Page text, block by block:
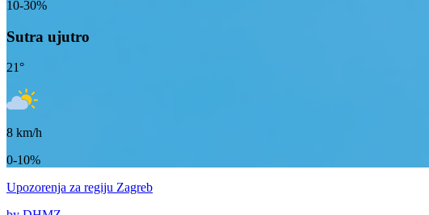
10-30%
Sutra ujutro
21°
8 km/h
0-10%
Upozorenja za regiju Zagreb